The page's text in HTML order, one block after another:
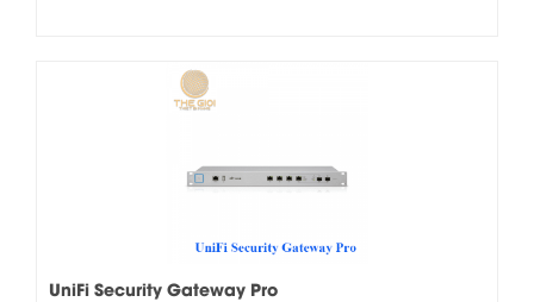
UniFi Security Gateway Pro